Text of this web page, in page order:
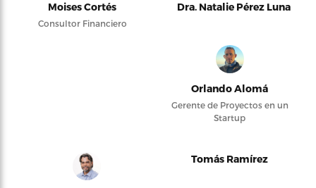
Moises Cortés
Consultor Financiero
Dra. Natalie Pérez Luna
Orlando Alomá
Gerente de Proyectos en un
Startup
Tomás Ramírez